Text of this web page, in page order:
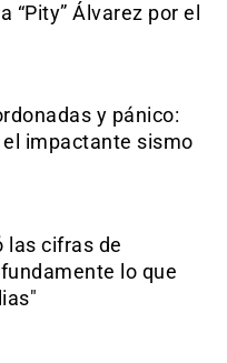
“Pity” Álvarez por el
y pánico:
impactante sismo
las cifras de
lo que